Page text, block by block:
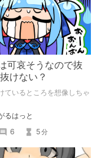
可哀そうなので抜
けない？
ているところを想像しちゃ
るはっと
6 5分